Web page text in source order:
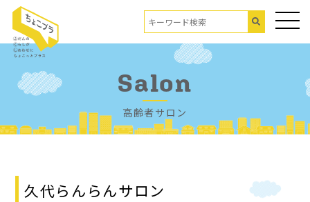
Salon
高齢者サロン
久代らんらんサロン